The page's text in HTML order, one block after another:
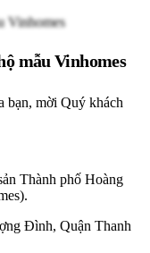
mẫu Vinhomes
bạn, mời Quý khách
Thành phố Hoàng
Đình, Quận Thanh